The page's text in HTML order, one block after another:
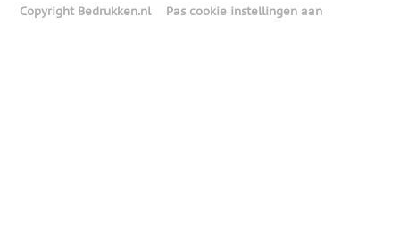
Copyright Bedrukken.nl Pas cookie instellingen aan